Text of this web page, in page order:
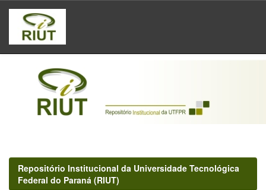
Skip
navigation
Repositório Institucional da Universidade Tecnológica
Federal do Paraná (RIUT)